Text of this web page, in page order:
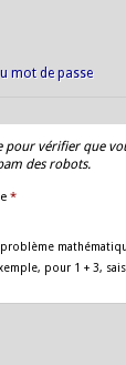
mot de passe
pour vérifier que
des robots.
*
pour 1 + 3,